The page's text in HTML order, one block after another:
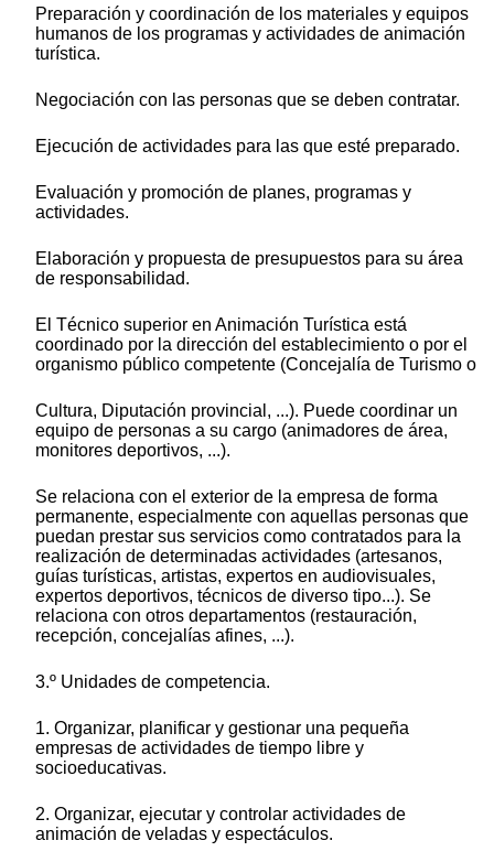
Preparación y coordinación de los materiales y equipos
humanos de los programas y actividades de animación
turística.
Negociación con las personas que se deben contratar.
Ejecución de actividades para las que esté preparado.
Evaluación y promoción de planes, programas y
actividades.
Elaboración y propuesta de presupuestos para su área
de responsabilidad.
El Técnico superior en Animación Turística está
coordinado por la dirección del establecimiento o por el
organismo público competente (Concejalía de Turismo o
Cultura, Diputación provincial, ...). Puede coordinar un
equipo de personas a su cargo (animadores de área,
monitores deportivos, ...).
Se relaciona con el exterior de la empresa de forma
permanente, especialmente con aquellas personas que
puedan prestar sus servicios como contratados para la
realización de determinadas actividades (artesanos,
guías turísticas, artistas, expertos en audiovisuales,
expertos deportivos, técnicos de diverso tipo...). Se
relaciona con otros departamentos (restauración,
recepción, concejalías afines, ...).
3.º Unidades de competencia.
1. Organizar, planificar y gestionar una pequeña
empresas de actividades de tiempo libre y
socioeducativas.
2. Organizar, ejecutar y controlar actividades de
animación de veladas y espectáculos.